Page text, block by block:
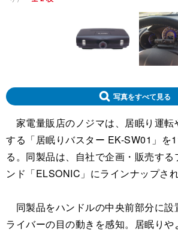
写真をすべて見る
家電量販店のノジマは、居眠り運転
する「居眠りバスター EK-SW01」を
る。同製品は、自社で企画・販売する
ンド「ELSONIC」にラインナップされ
同製品をハンドルの中央前部分に設
ライバーの目の動きを感知。居眠りや